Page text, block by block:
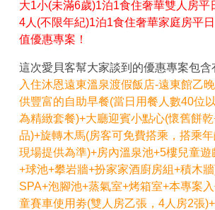
大1小(未滿6歲)1泊1食住奢華雙人房平
4人(不限年紀)1泊1食住奢華家庭房平
值優惠專案！
這次愛貝客幫大家談到的優惠專案包含
入住沐恩遠東溫泉渡假飯店-遠東館乙
供豐富的自助早餐(當日用餐人數40位
為精緻套餐)+大廳迎賓小點心(懷舊餅
品)+旋轉木馬(房客可免費搭乘，搭乘
現場提供為準)+房內溫泉池+5樓兒童遊
+球池+攀岩牆+扮家家酒廚房組+積木
SPA+泡腳池+蒸氣室+烤箱室+本專案
童賽車使用劵(雙人房乙張，4人房2張